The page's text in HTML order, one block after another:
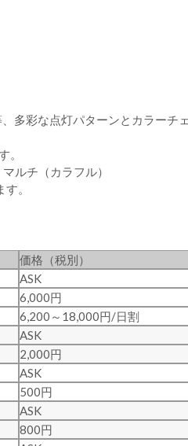
多彩な点灯パターンとカラーチ
。
ルチ（カラフル）
。
価格（税別）
ASK
6,000円
6,200～18,000円/日割
ASK
2,000円
ASK
500円
ASK
800円